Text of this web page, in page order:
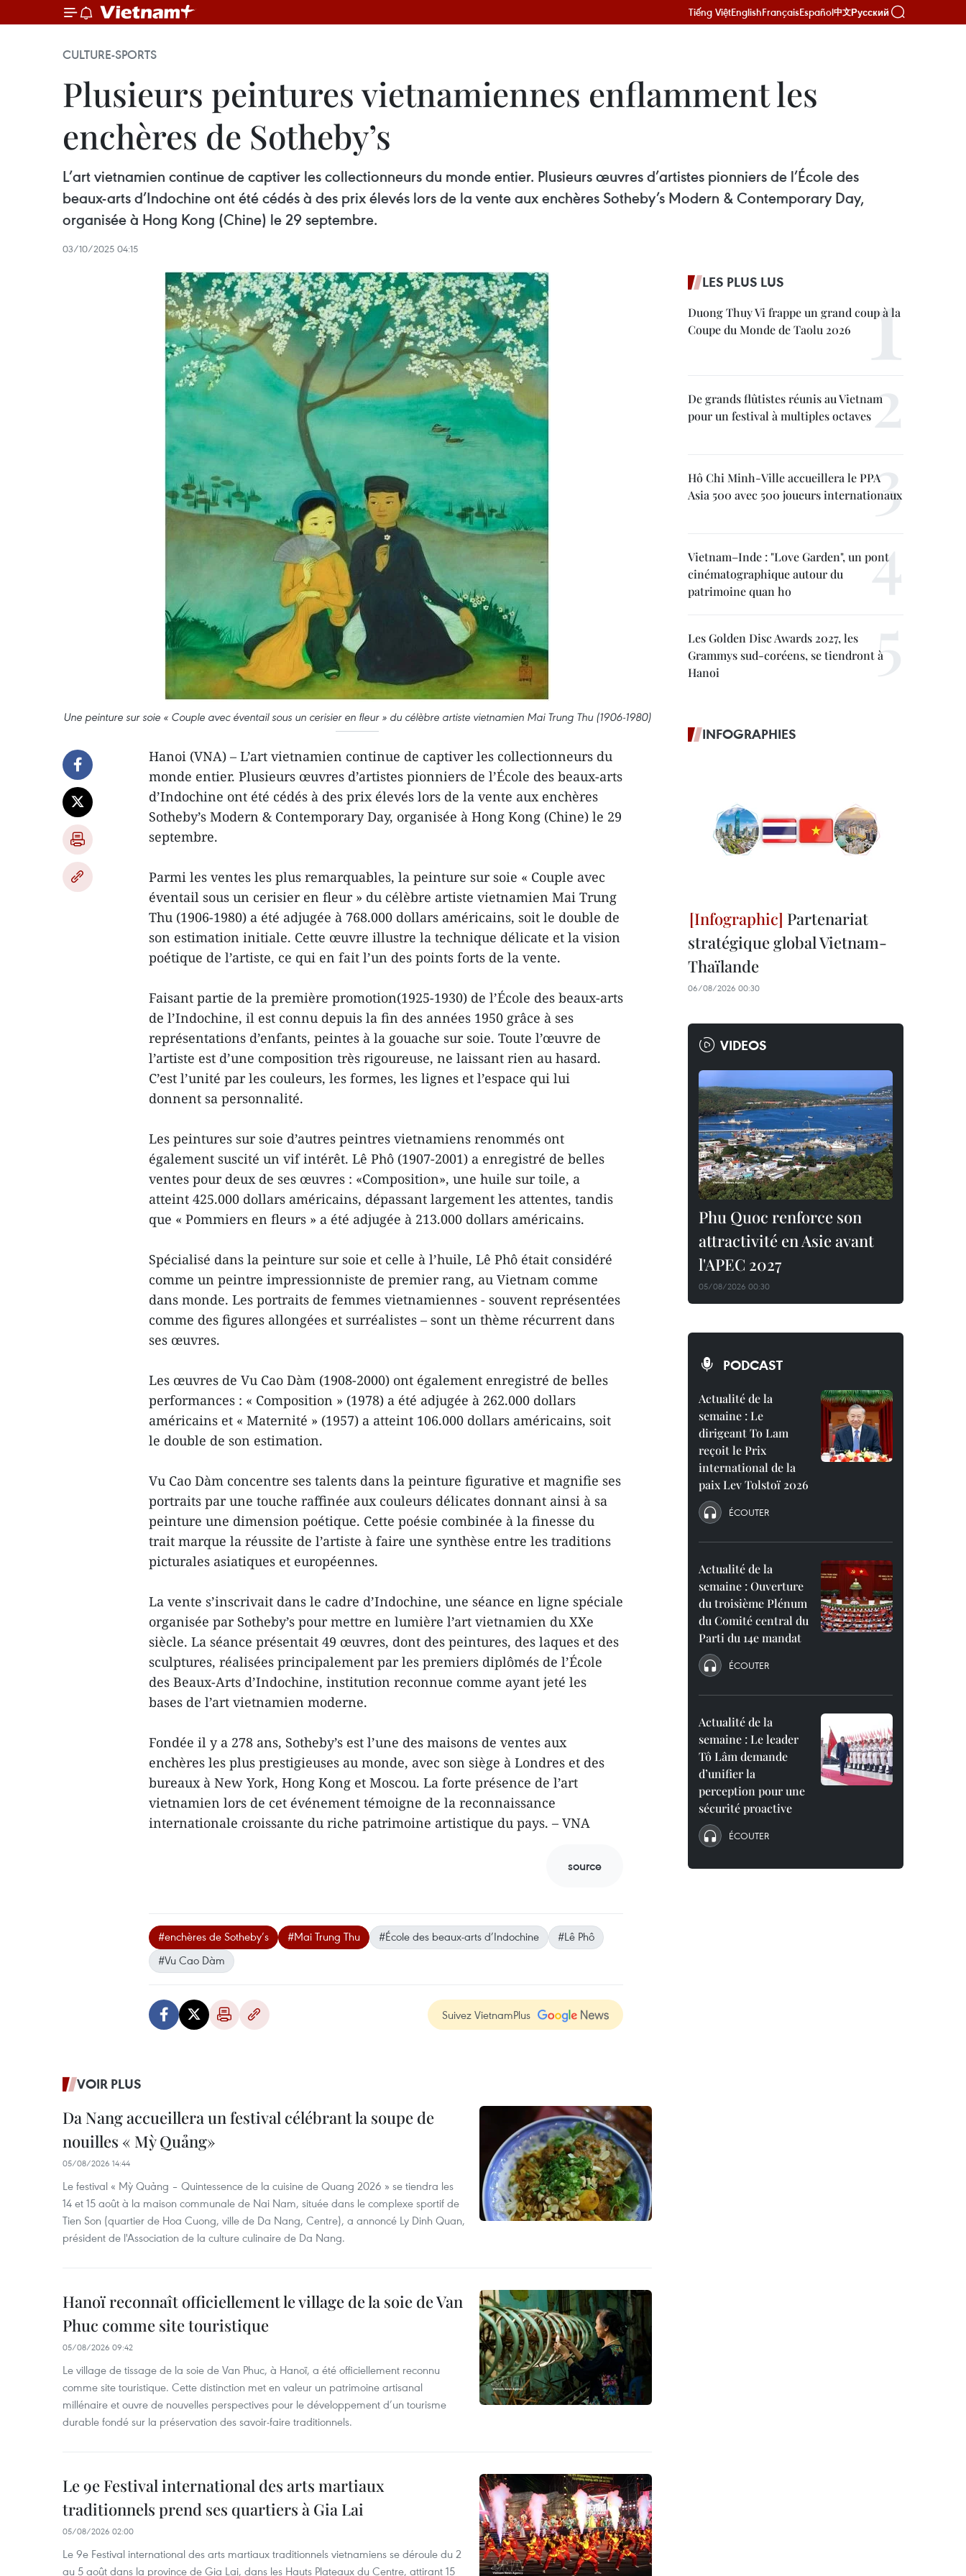
Tiếng ViệtEnglishFrançaisEspañol中文Русский
CULTURE-SPORTS
Plusieurs peintures vietnamiennes enflamment les
enchères de Sotheby’s
L’art vietnamien continue de captiver les collectionneurs du monde entier. Plusieurs œuvres d’artistes pionniers de l’École des
beaux-arts d’Indochine ont été cédés à des prix élevés lors de la vente aux enchères Sotheby’s Modern & Contemporary Day,
organisée à Hong Kong (Chine) le 29 septembre.
03/10/2025 04:15
Une peinture sur soie « Couple avec éventail sous un cerisier en fleur » du célèbre artiste vietnamien Mai Trung Thu (1906-1980)
Hanoi (VNA) – L’art vietnamien continue de captiver les collectionneurs du
monde entier. Plusieurs œuvres d’artistes pionniers de l’École des beaux-arts
d’Indochine ont été cédés à des prix élevés lors de la vente aux enchères
Sotheby’s Modern & Contemporary Day, organisée à Hong Kong (Chine) le 29
septembre.
Parmi les ventes les plus remarquables, la peinture sur soie « Couple avec
éventail sous un cerisier en fleur » du célèbre artiste vietnamien Mai Trung
Thu (1906-1980) a été adjugée à 768.000 dollars américains, soit le double de
son estimation initiale. Cette œuvre illustre la technique délicate et la vision
poétique de l’artiste, ce qui en fait l’un des points forts de la vente.
Faisant partie de la première promotion(1925-1930) de l’École des beaux-arts
de l’Indochine, il est connu depuis la fin des années 1950 grâce à ses
représentations d’enfants, peintes à la gouache sur soie. Toute l’œuvre de
l’artiste est d’une composition très rigoureuse, ne laissant rien au hasard.
C’est l’unité par les couleurs, les formes, les lignes et l’espace qui lui
donnent sa personnalité.
Les peintures sur soie d’autres peintres vietnamiens renommés ont
également suscité un vif intérêt. Lê Phô (1907-2001) a enregistré de belles
ventes pour deux de ses œuvres : «Composition», une huile sur toile, a
atteint 425.000 dollars américains, dépassant largement les attentes, tandis
que « Pommiers en fleurs » a été adjugée à 213.000 dollars américains.
Spécialisé dans la peinture sur soie et celle à l’huile, Lê Phô était considéré
comme un peintre impressionniste de premier rang, au Vietnam comme
dans monde. Les portraits de femmes vietnamiennes - souvent représentées
comme des figures allongées et surréalistes – sont un thème récurrent dans
ses œuvres.
Les œuvres de Vu Cao Dàm (1908-2000) ont également enregistré de belles
performances : « Composition » (1978) a été adjugée à 262.000 dollars
américains et « Maternité » (1957) a atteint 106.000 dollars américains, soit
le double de son estimation.
Vu Cao Dàm concentre ses talents dans la peinture figurative et magnifie ses
portraits par une touche raffinée aux couleurs délicates donnant ainsi à sa
peinture une dimension poétique. Cette poésie combinée à la finesse du
trait marque la réussite de l’artiste à faire une synthèse entre les traditions
picturales asiatiques et européennes.
La vente s’inscrivait dans le cadre d’Indochine, une séance en ligne spéciale
organisée par Sotheby’s pour mettre en lumière l’art vietnamien du XXe
siècle. La séance présentait 49 œuvres, dont des peintures, des laques et des
sculptures, réalisées principalement par les premiers diplômés de l’École
des Beaux-Arts d’Indochine, institution reconnue comme ayant jeté les
bases de l’art vietnamien moderne.
Fondée il y a 278 ans, Sotheby’s est l’une des maisons de ventes aux
enchères les plus prestigieuses au monde, avec son siège à Londres et des
bureaux à New York, Hong Kong et Moscou. La forte présence de l’art
vietnamien lors de cet événement témoigne de la reconnaissance
internationale croissante du riche patrimoine artistique du pays. – VNA
source
#enchères de Sotheby’s #Mai Trung Thu #École des beaux-arts d’Indochine
#Lê Phô
#Vu Cao Dàm
Suivez VietnamPlus
VOIR PLUS
Da Nang accueillera un festival célébrant la soupe de
nouilles « Mỳ Quảng»
05/08/2026 14:44
Le festival « Mỳ Quảng – Quintessence de la cuisine de Quang 2026 » se tiendra les
14 et 15 août à la maison communale de Nai Nam, située dans le complexe sportif de
Tien Son (quartier de Hoa Cuong, ville de Da Nang, Centre), a annoncé Ly Dinh Quan,
président de l'Association de la culture culinaire de Da Nang.
Hanoï reconnaît officiellement le village de la soie de Van
Phuc comme site touristique
05/08/2026 09:42
Le village de tissage de la soie de Van Phuc, à Hanoï, a été officiellement reconnu
comme site touristique. Cette distinction met en valeur un patrimoine artisanal
millénaire et ouvre de nouvelles perspectives pour le développement d’un tourisme
durable fondé sur la préservation des savoir-faire traditionnels.
Le 9e Festival international des arts martiaux
traditionnels prend ses quartiers à Gia Lai
05/08/2026 02:00
Le 9e Festival international des arts martiaux traditionnels vietnamiens se déroule du 2
au 5 août dans la province de Gia Lai, dans les Hauts Plateaux du Centre, attirant 15
LES PLUS LUS
Duong Thuy Vi frappe un grand coup à la
Coupe du Monde de Taolu 2026
De grands flûtistes réunis au Vietnam
pour un festival à multiples octaves
Hô Chi Minh-Ville accueillera le PPA
Asia 500 avec 500 joueurs internationaux
Vietnam–Inde : "Love Garden", un pont
cinématographique autour du
patrimoine quan ho
Les Golden Disc Awards 2027, les
Grammys sud-coréens, se tiendront à
Hanoi
INFOGRAPHIES
Partenariat
stratégique global Vietnam-
Thaïlande
06/08/2026 00:30
VIDEOS
Phu Quoc renforce son
attractivité en Asie avant
l'APEC 2027
05/08/2026 00:30
PODCAST
Actualité de la
semaine : Le
dirigeant To Lam
reçoit le Prix
international de la
paix Lev Tolstoï 2026
ÉCOUTER
Actualité de la
semaine : Ouverture
du troisième Plénum
du Comité central du
Parti du 14e mandat
ÉCOUTER
Actualité de la
semaine : Le leader
Tô Lâm demande
d’unifier la
perception pour une
sécurité proactive
ÉCOUTER